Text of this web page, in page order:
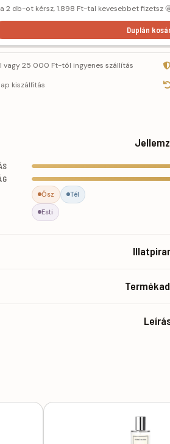
2 db-ot kérsz, 1.898 Ft-tal kevesebbet fizetsz
Duplán
vagy 25 000 Ft-tól ingyenes szállítás
kiszállítás
Ősz Tél
Esti